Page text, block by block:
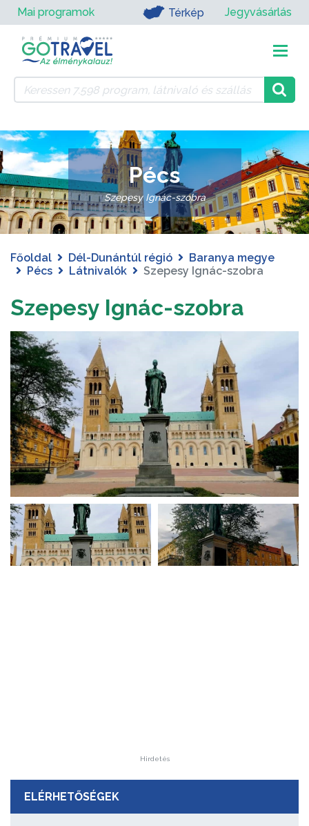
Mai programok Térkép Jegyvásárlás
Pécs
Szepesy Ignác-szobra
Főoldal Dél-Dunántúl régió
Baranya megye
Pécs
Látnivalók Szepesy Ignác-szobra
Szepesy Ignác-szobra
Hirdetés
ELÉRHETŐSÉGEK